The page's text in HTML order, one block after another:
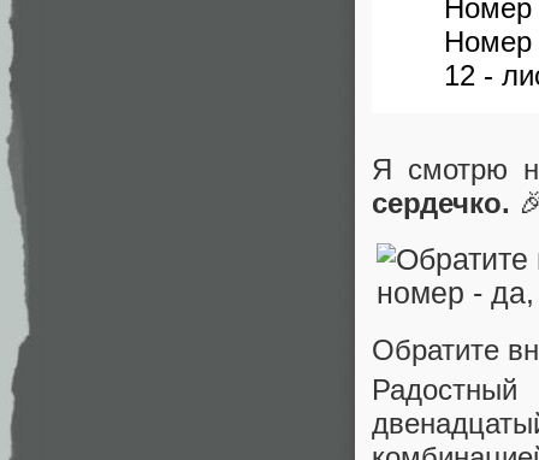
Номер
12 -
Я смотрю
сердечко.
Обратите